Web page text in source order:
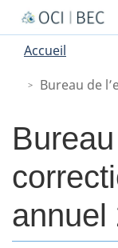
You
here
Accueil
Bureau de
annuel